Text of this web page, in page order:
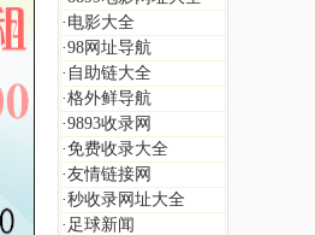
· 电影大全
·98网址导航
· 自助链大全
·格外鲜导航
·9893收录网
·免费收录大全
·友情链接网
·秒收录网址大全
· 足球新闻